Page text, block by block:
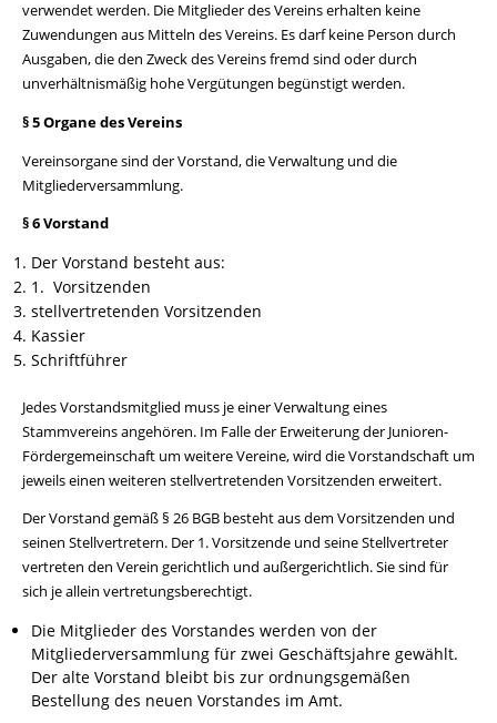
verwendet werden. Die Mitglieder des Vereins erhalten keine
Zuwendungen aus Mitteln des Vereins. Es darf keine Person durch
Ausgaben, die den Zweck des Vereins fremd sind oder durch
unverhältnismäßig hohe Vergütungen begünstigt werden.
§ 5 Organe des Vereins
Vereinsorgane sind der Vorstand, die Verwaltung und die
Mitgliederversammlung.
§ 6 Vorstand
Der Vorstand besteht aus:
1. Vorsitzenden
stellvertretenden Vorsitzenden
Kassier
Schriftführer
Jedes Vorstandsmitglied muss je einer Verwaltung eines
Stammvereins angehören. Im Falle der Erweiterung der Junioren-
Fördergemeinschaft um weitere Vereine, wird die Vorstandschaft um
jeweils einen weiteren stellvertretenden Vorsitzenden erweitert.
Der Vorstand gemäß § 26 BGB besteht aus dem Vorsitzenden und
seinen Stellvertretern. Der 1. Vorsitzende und seine Stellvertreter
vertreten den Verein gerichtlich und außergerichtlich. Sie sind für
sich je allein vertretungsberechtigt.
Die Mitglieder des Vorstandes werden von der
Mitgliederversammlung für zwei Geschäftsjahre gewählt.
Der alte Vorstand bleibt bis zur ordnungsgemäßen
Bestellung des neuen Vorstandes im Amt.